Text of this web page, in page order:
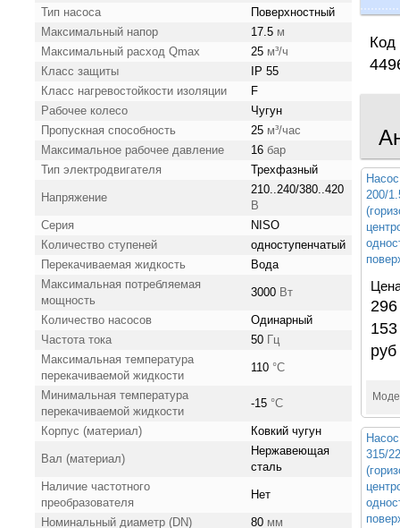
Тип насоса
Поверхностный
Максимальный напор
17.5 м
Максимальный расход Qmax
25 м³/ч
Класс защиты
IP 55
Класс нагревостойкости изоляции
F
Рабочее колесо
Чугун
Пропускная способность
25 м³/час
Максимальное рабочее давление
16 бар
Тип электродвигателя
Трехфазный
Напряжение
210..240/380..420
В
Серия
NISO
Количество ступеней
одноступенчатый
Перекачиваемая жидкость
Вода
Максимальная потребляемая
мощность
3000 Вт
Количество насосов
Одинарный
Частота тока
50 Гц
Максимальная температура
перекачиваемой жидкости
110 °С
Минимальная температура
перекачиваемой жидкости
-15 °С
Корпус (материал) Ковкий чугун
Вал (материал)
Нержавеющая
сталь
Наличие частотного
преобразователя
Нет
Номинальный диаметр (DN) 80 мм
Код
200/
296
153
руб
315/